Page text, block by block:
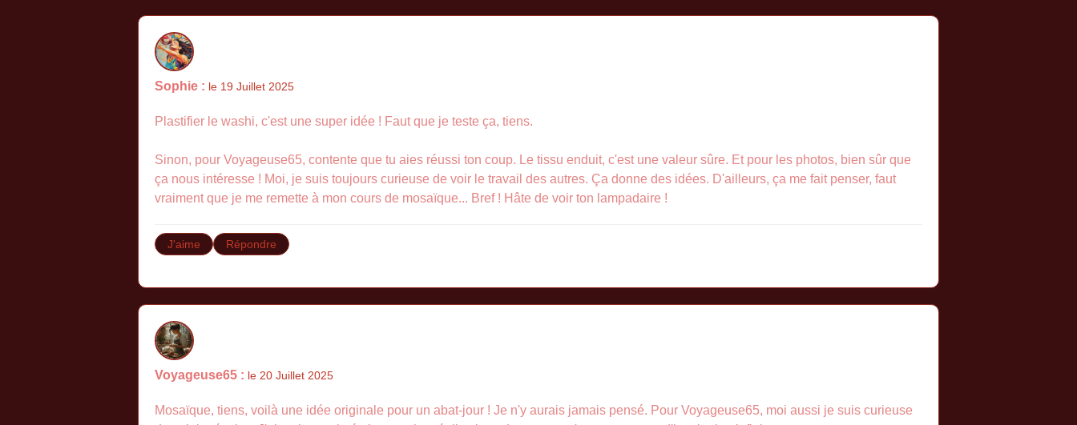
Sophie : le 19 Juillet 2025
Plastifier le washi, c'est une super idée ! Faut que je teste ça, tiens.
Sinon, pour Voyageuse65, contente que tu aies réussi ton coup. Le tissu enduit, c'est une valeur sûre. Et pour les photos, bien sûr que
ça nous intéresse ! Moi, je suis toujours curieuse de voir le travail des autres. Ça donne des idées. D'ailleurs, ça me fait penser, faut
vraiment que je me remette à mon cours de mosaïque... Bref ! Hâte de voir ton lampadaire !
J'aime Répondre
Voyageuse65 : le 20 Juillet 2025
Mosaïque, tiens, voilà une idée originale pour un abat-jour ! Je n'y aurais jamais pensé. Pour Voyageuse65, moi aussi je suis curieuse